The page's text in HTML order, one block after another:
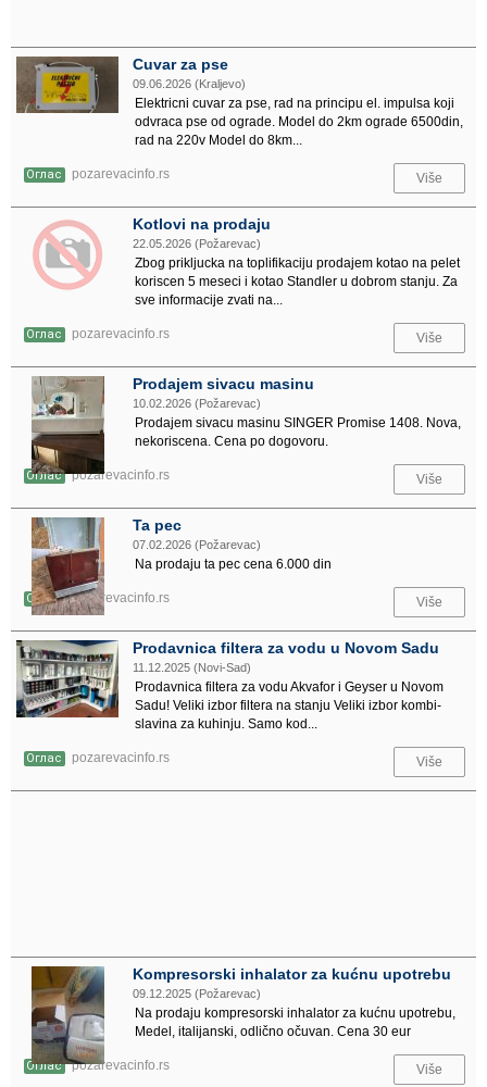
Cuvar za pse
09.06.2026 (Kraljevo)
Elektricni cuvar za pse, rad na principu el. impulsa koji
odvraca pse od ograde. Model do 2km ograde 6500din,
rad na 220v Model do 8km...
Оглас pozarevacinfo.rs Više
Kotlovi na prodaju
22.05.2026 (Požarevac)
Zbog prikljucka na toplifikaciju prodajem kotao na pelet
koriscen 5 meseci i kotao Standler u dobrom stanju. Za
sve informacije zvati na...
Оглас pozarevacinfo.rs Više
Prodajem sivacu masinu
10.02.2026 (Požarevac)
Prodajem sivacu masinu SINGER Promise 1408. Nova,
nekoriscena. Cena po dogovoru.
Оглас pozarevacinfo.rs Više
Ta pec
07.02.2026 (Požarevac)
Na prodaju ta pec cena 6.000 din
Оглас pozarevacinfo.rs Više
Prodavnica filtera za vodu u Novom Sadu
11.12.2025 (Novi-Sad)
Prodavnica filtera za vodu Akvafor i Geyser u Novom
Sadu! Veliki izbor filtera na stanju Veliki izbor kombi-
slavina za kuhinju. Samo kod...
Оглас pozarevacinfo.rs Više
Kompresorski inhalator za kućnu upotrebu
09.12.2025 (Požarevac)
Na prodaju kompresorski inhalator za kućnu upotrebu,
Medel, italijanski, odlično očuvan. Cena 30 eur
Оглас pozarevacinfo.rs Više